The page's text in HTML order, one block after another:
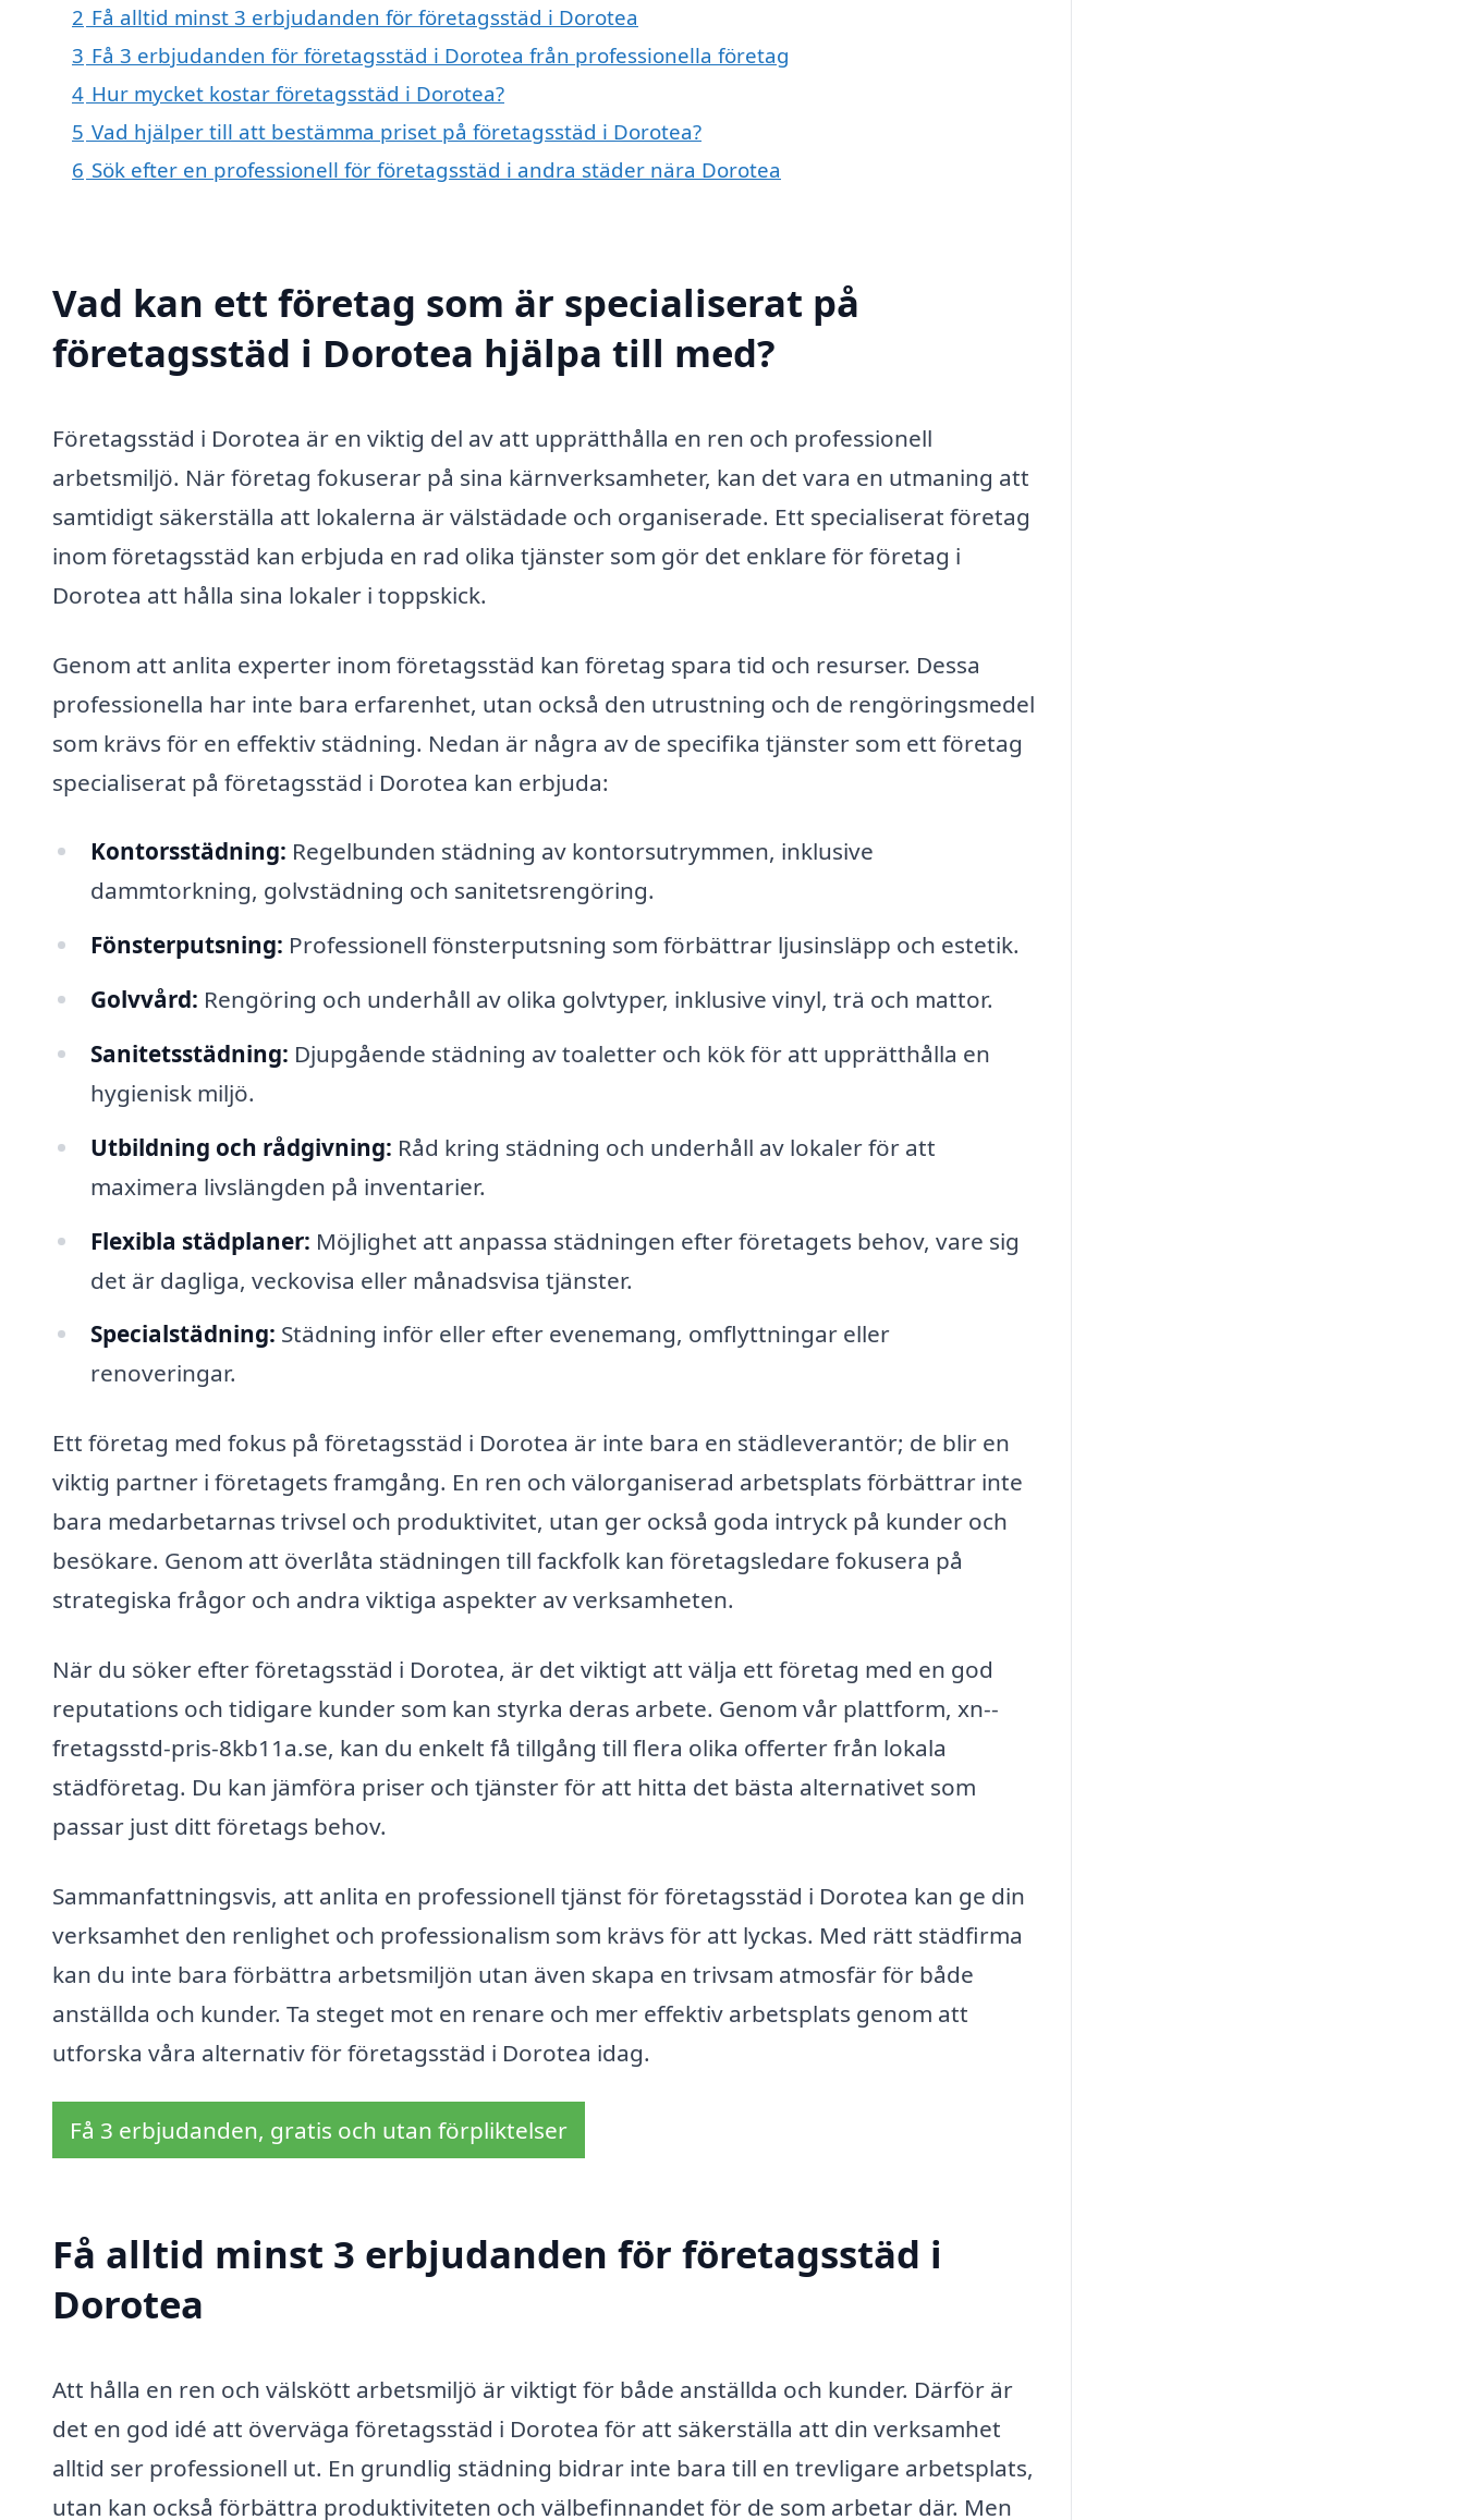
2 Få alltid minst 3 erbjudanden för företagsstäd i Dorotea
3 Få 3 erbjudanden för företagsstäd i Dorotea från professionella företag
4 Hur mycket kostar företagsstäd i Dorotea?
5 Vad hjälper till att bestämma priset på företagsstäd i Dorotea?
6 Sök efter en professionell för företagsstäd i andra städer nära Dorotea
Vad kan ett företag som är specialiserat på
företagsstäd i Dorotea hjälpa till med?
Företagsstäd i Dorotea är en viktig del av att upprätthålla en ren och professionell
arbetsmiljö. När företag fokuserar på sina kärnverksamheter, kan det vara en utmaning att
samtidigt säkerställa att lokalerna är välstädade och organiserade. Ett specialiserat företag
inom företagsstäd kan erbjuda en rad olika tjänster som gör det enklare för företag i
Dorotea att hålla sina lokaler i toppskick.
Genom att anlita experter inom företagsstäd kan företag spara tid och resurser. Dessa
professionella har inte bara erfarenhet, utan också den utrustning och de rengöringsmedel
som krävs för en effektiv städning. Nedan är några av de specifika tjänster som ett företag
specialiserat på företagsstäd i Dorotea kan erbjuda:
Kontorsstädning: Regelbunden städning av kontorsutrymmen, inklusive
dammtorkning, golvstädning och sanitetsrengöring.
Fönsterputsning: Professionell fönsterputsning som förbättrar ljusinsläpp och estetik.
Golvvård: Rengöring och underhåll av olika golvtyper, inklusive vinyl, trä och mattor.
Sanitetsstädning: Djupgående städning av toaletter och kök för att upprätthålla en
hygienisk miljö.
Utbildning och rådgivning: Råd kring städning och underhåll av lokaler för att
maximera livslängden på inventarier.
Flexibla städplaner: Möjlighet att anpassa städningen efter företagets behov, vare sig
det är dagliga, veckovisa eller månadsvisa tjänster.
Specialstädning: Städning inför eller efter evenemang, omflyttningar eller
renoveringar.
Ett företag med fokus på företagsstäd i Dorotea är inte bara en städleverantör; de blir en
viktig partner i företagets framgång. En ren och välorganiserad arbetsplats förbättrar inte
bara medarbetarnas trivsel och produktivitet, utan ger också goda intryck på kunder och
besökare. Genom att överlåta städningen till fackfolk kan företagsledare fokusera på
strategiska frågor och andra viktiga aspekter av verksamheten.
När du söker efter företagsstäd i Dorotea, är det viktigt att välja ett företag med en god
reputations och tidigare kunder som kan styrka deras arbete. Genom vår plattform, xn--
fretagsstd-pris-8kb11a.se, kan du enkelt få tillgång till flera olika offerter från lokala
städföretag. Du kan jämföra priser och tjänster för att hitta det bästa alternativet som
passar just ditt företags behov.
Sammanfattningsvis, att anlita en professionell tjänst för företagsstäd i Dorotea kan ge din
verksamhet den renlighet och professionalism som krävs för att lyckas. Med rätt städfirma
kan du inte bara förbättra arbetsmiljön utan även skapa en trivsam atmosfär för både
anställda och kunder. Ta steget mot en renare och mer effektiv arbetsplats genom att
utforska våra alternativ för företagsstäd i Dorotea idag.
Få 3 erbjudanden, gratis och utan förpliktelser
Få alltid minst 3 erbjudanden för företagsstäd i
Dorotea
Att hålla en ren och välskött arbetsmiljö är viktigt för både anställda och kunder. Därför är
det en god idé att överväga företagsstäd i Dorotea för att säkerställa att din verksamhet
alltid ser professionell ut. En grundlig städning bidrar inte bara till en trevligare arbetsplats,
utan kan också förbättra produktiviteten och välbefinnandet för de som arbetar där. Men